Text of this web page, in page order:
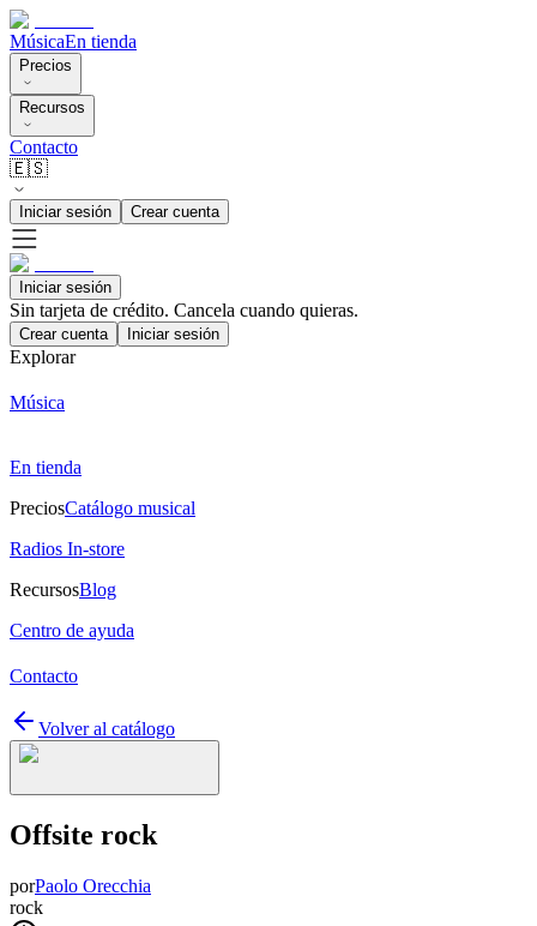
MúsicaEn tienda
Precios
Recursos
Contacto
🇪🇸
Iniciar sesión Crear cuenta
Iniciar sesión
Sin tarjeta de crédito. Cancela cuando quieras.
Crear cuenta Iniciar sesión
Explorar
Música
En tienda
PreciosCatálogo musical
Radios In-store
RecursosBlog
Centro de ayuda
Contacto
Volver al catálogo
Offsite rock
porPaolo Orecchia
rock